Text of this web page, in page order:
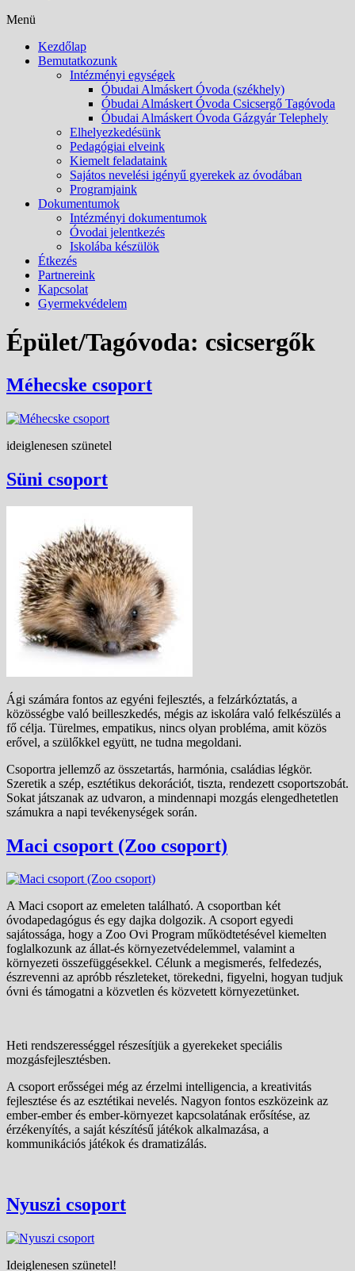
Menü
Kezdőlap
Bemutatkozunk
Intézményi egységek
Óbudai Almáskert Óvoda (székhely)
Óbudai Almáskert Óvoda Csicsergő Tagóvoda
Óbudai Almáskert Óvoda Gázgyár Telephely
Elhelyezkedésünk
Pedagógiai elveink
Kiemelt feladataink
Sajátos nevelési igényű gyerekek az óvodában
Programjaink
Dokumentumok
Intézményi dokumentumok
Óvodai jelentkezés
Iskolába készülök
Étkezés
Partnereink
Kapcsolat
Gyermekvédelem
Épület/Tagóvoda: csicsergők
Méhecske csoport
ideiglenesen szünetel
Süni csoport
Ági számára fontos az egyéni fejlesztés, a felzárkóztatás, a
közösségbe való beilleszkedés, mégis az iskolára való felkészülés a
fő célja. Türelmes, empatikus, nincs olyan probléma, amit közös
erővel, a szülőkkel együtt, ne tudna megoldani.
Csoportra jellemző az összetartás, harmónia, családias légkör.
Szeretik a szép, esztétikus dekorációt, tiszta, rendezett csoportszobát.
Sokat játszanak az udvaron, a mindennapi mozgás elengedhetetlen
számukra a napi tevékenységek során.
Maci csoport (Zoo csoport)
A Maci csoport az emeleten található. A csoportban két
óvodapedagógus és egy dajka dolgozik. A csoport egyedi
sajátossága, hogy a Zoo Ovi Program működtetésével kiemelten
foglalkozunk az állat-és környezetvédelemmel, valamint a
környezeti összefüggésekkel. Célunk a megismerés, felfedezés,
észrevenni az apróbb részleteket, törekedni, figyelni, hogyan tudjuk
óvni és támogatni a közvetlen és közvetett környezetünket.
Heti rendszerességgel részesítjük a gyerekeket speciális
mozgásfejlesztésben.
A csoport erősségei még az érzelmi intelligencia, a kreativitás
fejlesztése és az esztétikai nevelés. Nagyon fontos eszközeink az
ember-ember és ember-környezet kapcsolatának erősítése, az
érzékenyítés, a saját készítésű játékok alkalmazása, a
kommunikációs játékok és dramatizálás.
Nyuszi csoport
Ideiglenesen szünetel!